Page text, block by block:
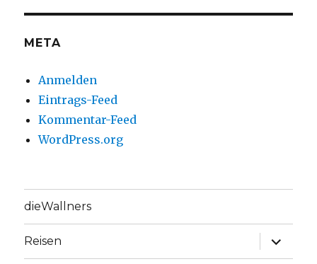
META
Anmelden
Eintrags-Feed
Kommentar-Feed
WordPress.org
dieWallners
Reisen